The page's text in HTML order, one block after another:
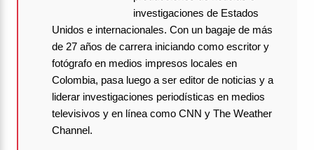
investigaciones de Estados
Unidos e internacionales. Con un bagaje de más
de 27 años de carrera iniciando como escritor y
fotógrafo en medios impresos locales en
Colombia, pasa luego a ser editor de noticias y a
liderar investigaciones periodísticas en medios
televisivos y en línea como CNN y The Weather
Channel.